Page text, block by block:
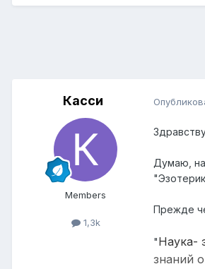
Касси
Members
1,3k
Думаю,
Прежде
"Наука-
знаний